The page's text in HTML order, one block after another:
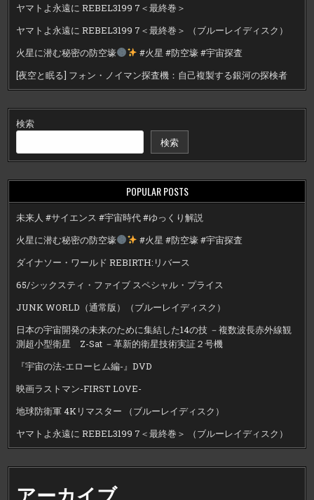
ヤマトよ永遠に REBEL3199 7＜最終巻＞
ヤマトよ永遠に REBEL3199 7＜最終巻＞ （ブルーレイディスク）
火星に潜む秘密の防空壕
#火星 #防空壕 #宇宙探査
[夜空と眠る] フォン・ノイマン探査機：自己複製する銀河の探検者
検索
検索
POPULAR POSTS
未来人 #サイエンス #宇宙時代 #ゆっくり解説
火星に潜む秘密の防空壕
#火星 #防空壕 #宇宙探査
ダイナソー・ワールド REBIRTH:リバース
65/シックスティ・ファイブ スペシャル・プライス
JUNK WORLD（通常版）（ブルーレイディスク）
日本の宇宙開発の未来のために集結した14の技 －複数波長赤外線観
測超小型衛星 Z-Sat －革新的衛星技術実証２号機
『宇宙の法-エローヒム編-』DVD
映画ラストマン-FIRST LOVE-
地球防衛軍 4Kリマスター （ブルーレイディスク）
ヤマトよ永遠に REBEL3199 7＜最終巻＞ （ブルーレイディスク）